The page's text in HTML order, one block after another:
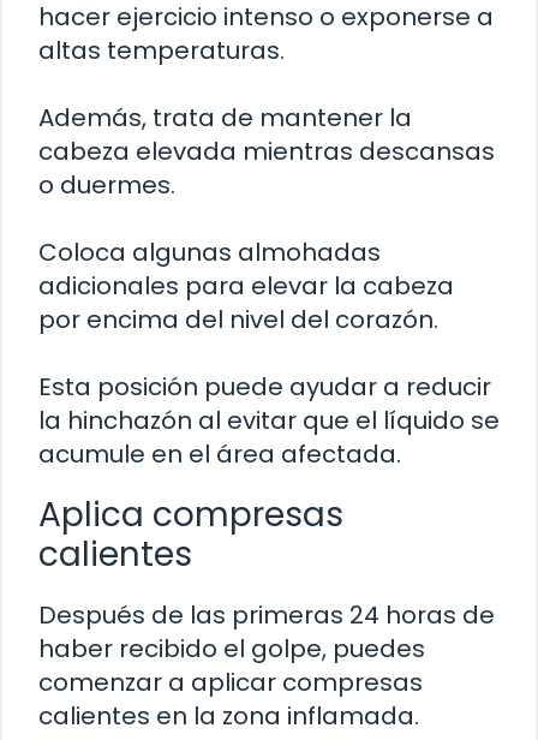
hacer ejercicio intenso o exponerse a
altas temperaturas.
Además, trata de mantener la
cabeza elevada mientras descansas
o duermes.
Coloca algunas almohadas
adicionales para elevar la cabeza
por encima del nivel del corazón.
Esta posición puede ayudar a reducir
la hinchazón al evitar que el líquido se
acumule en el área afectada.
Aplica compresas
calientes
Después de las primeras 24 horas de
haber recibido el golpe, puedes
comenzar a aplicar compresas
calientes en la zona inflamada.